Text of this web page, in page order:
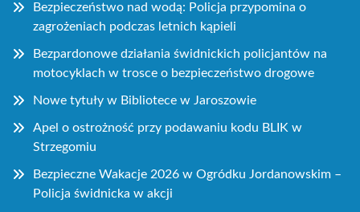
Bezpieczeństwo nad wodą: Policja przypomina o
zagrożeniach podczas letnich kąpieli
Bezpardonowe działania świdnickich policjantów na
motocyklach w trosce o bezpieczeństwo drogowe
Nowe tytuły w Bibliotece w Jaroszowie
Apel o ostrożność przy podawaniu kodu BLIK w
Strzegomiu
Bezpieczne Wakacje 2026 w Ogródku Jordanowskim –
Policja świdnicka w akcji